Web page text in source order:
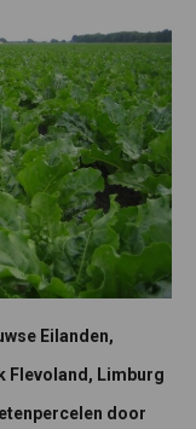
Eilanden,
Flevoland, Limburg
door